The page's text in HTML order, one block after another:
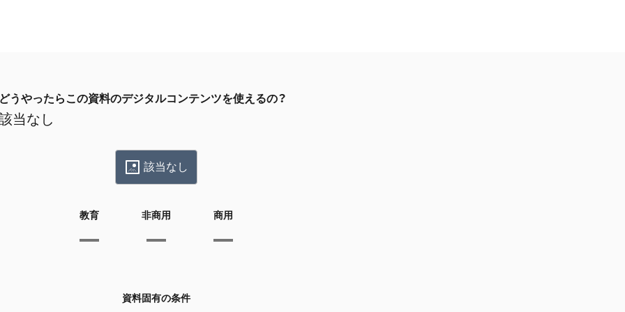
どうやったらこの資料のデジタルコンテンツを使えるの？
当なし
該当なし
教育 非商用 商用
資料固有の条件